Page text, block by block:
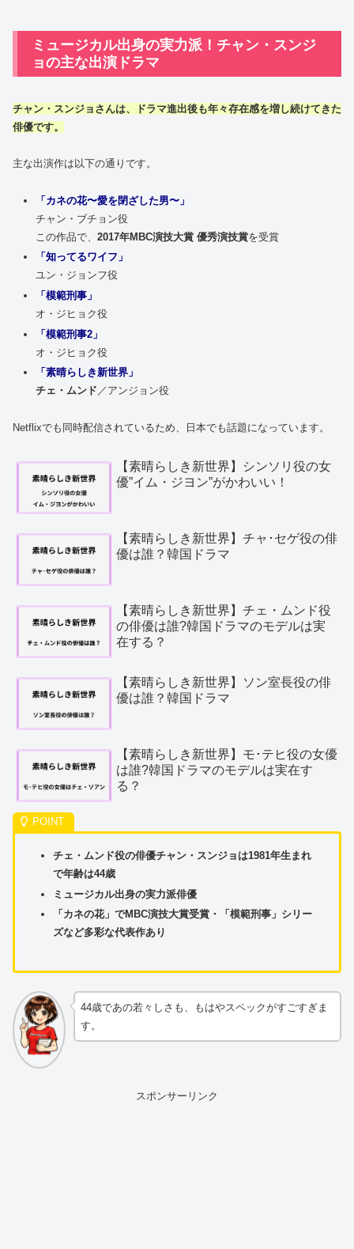
ミュージカル出身の実力派！チャン・スンジ
ョの主な出演ドラマ
チャン・スンジョ さんは、ドラマ進出後も年々存在感を増し続けてきた
俳優です。
主な出演作は以下の通りです。
「カネの花〜愛を閉ざした男〜」
チャン・ブチョン役
この作品で、 2017年MBC演技大賞 優秀演技賞を受賞
「知ってるワイフ」
ユン・ジョンフ役
「模範刑事」
オ・ジヒョク役
「模範刑事2」
オ・ジヒョク役
「素晴らしき新世界」
チェ・ムンド ／アンジョン役
Netflixでも同時配信されているため、日本でも話題になっています。
【素晴らしき新世界】シンソリ役の女
優”イム・ジヨン”がかわいい！
【素晴らしき新世界】チャ･セゲ役の俳
優は誰？韓国ドラマ
【素晴らしき新世界】チェ・ムンド役
の俳優は誰?韓国ドラマのモデルは実
在する？
【素晴らしき新世界】ソン室長役の俳
優は誰？韓国ドラマ
【素晴らしき新世界】モ･テヒ役の女優
は誰?韓国ドラマのモデルは実在す
る？
チェ・ムンド役の俳優チャン・スンジョは1981年生まれ
で年齢は44歳
ミュージカル出身の実力派俳優
「カネの花」でMBC演技大賞受賞・「模範刑事」シリー
ズなど多彩な代表作あり
44歳であの若々しさも、もはやスペックがすごすぎま
す。
スポンサーリンク